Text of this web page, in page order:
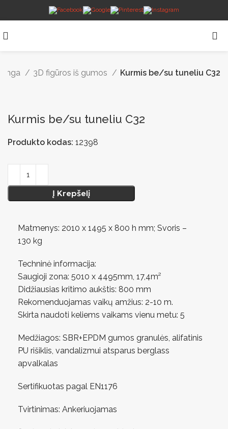
3D figūros iš gumos Kurmis be/su tuneliu C32
Kurmis be/su tuneliu C32
Produkto kodas: 12398
Į Krepšelį
Matmenys: 2010 x 1495 x 800 h mm; Svoris –
130 kg
Techninė informacija:
Saugioji zona: 5010 x 4495mm, 17,4m²
Didžiausias kritimo aukštis: 800 mm
Rekomenduojamas vaikų amžius: 2-10 m.
Skirta naudoti keliems vaikams vienu metu: 5
Medžiagos: SBR+EPDM gumos granulės, alifatinis
PU rišiklis, vandalizmui atsparus berglass
apvalkalas
Sertifikuotas pagal EN1176
Tvirtinimas: Ankeriuojamas